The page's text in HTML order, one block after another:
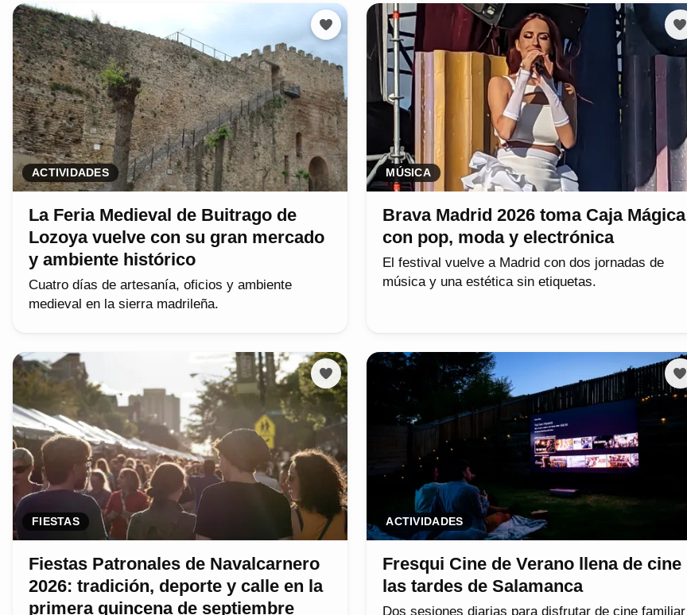
ACTIVIDADES
La Feria Medieval de Buitrago de
Lozoya vuelve con su gran mercado
y ambiente histórico
Cuatro días de artesanía, oficios y ambiente
medieval en la sierra madrileña.
MÚSICA
Brava Madrid 2026 toma Caja Mágica
con pop, moda y electrónica
El festival vuelve a Madrid con dos jornadas de
música y una estética sin etiquetas.
FIESTAS
Fiestas Patronales de Navalcarnero
2026: tradición, deporte y calle en la
primera quincena de septiembre
ACTIVIDADES
Fresqui Cine de Verano llena de cine
las tardes de Salamanca
Dos sesiones diarias para disfrutar de cine familiar